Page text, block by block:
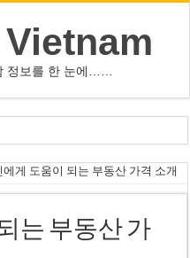
정보를 한 눈에……
방위조약 체결
…사이버공격 위험 우려
살해
1 제압 2연승
에게 도움이 되는 부동산 가격 소개
는 부동산 가